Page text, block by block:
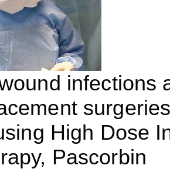
infections
High Dose
Pascorbin